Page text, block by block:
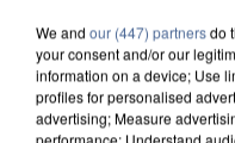
We and our (447) partnersdo
your consent and/or our
information on a device; Use
profiles for personalised
advertising; Measure
performance; Understand